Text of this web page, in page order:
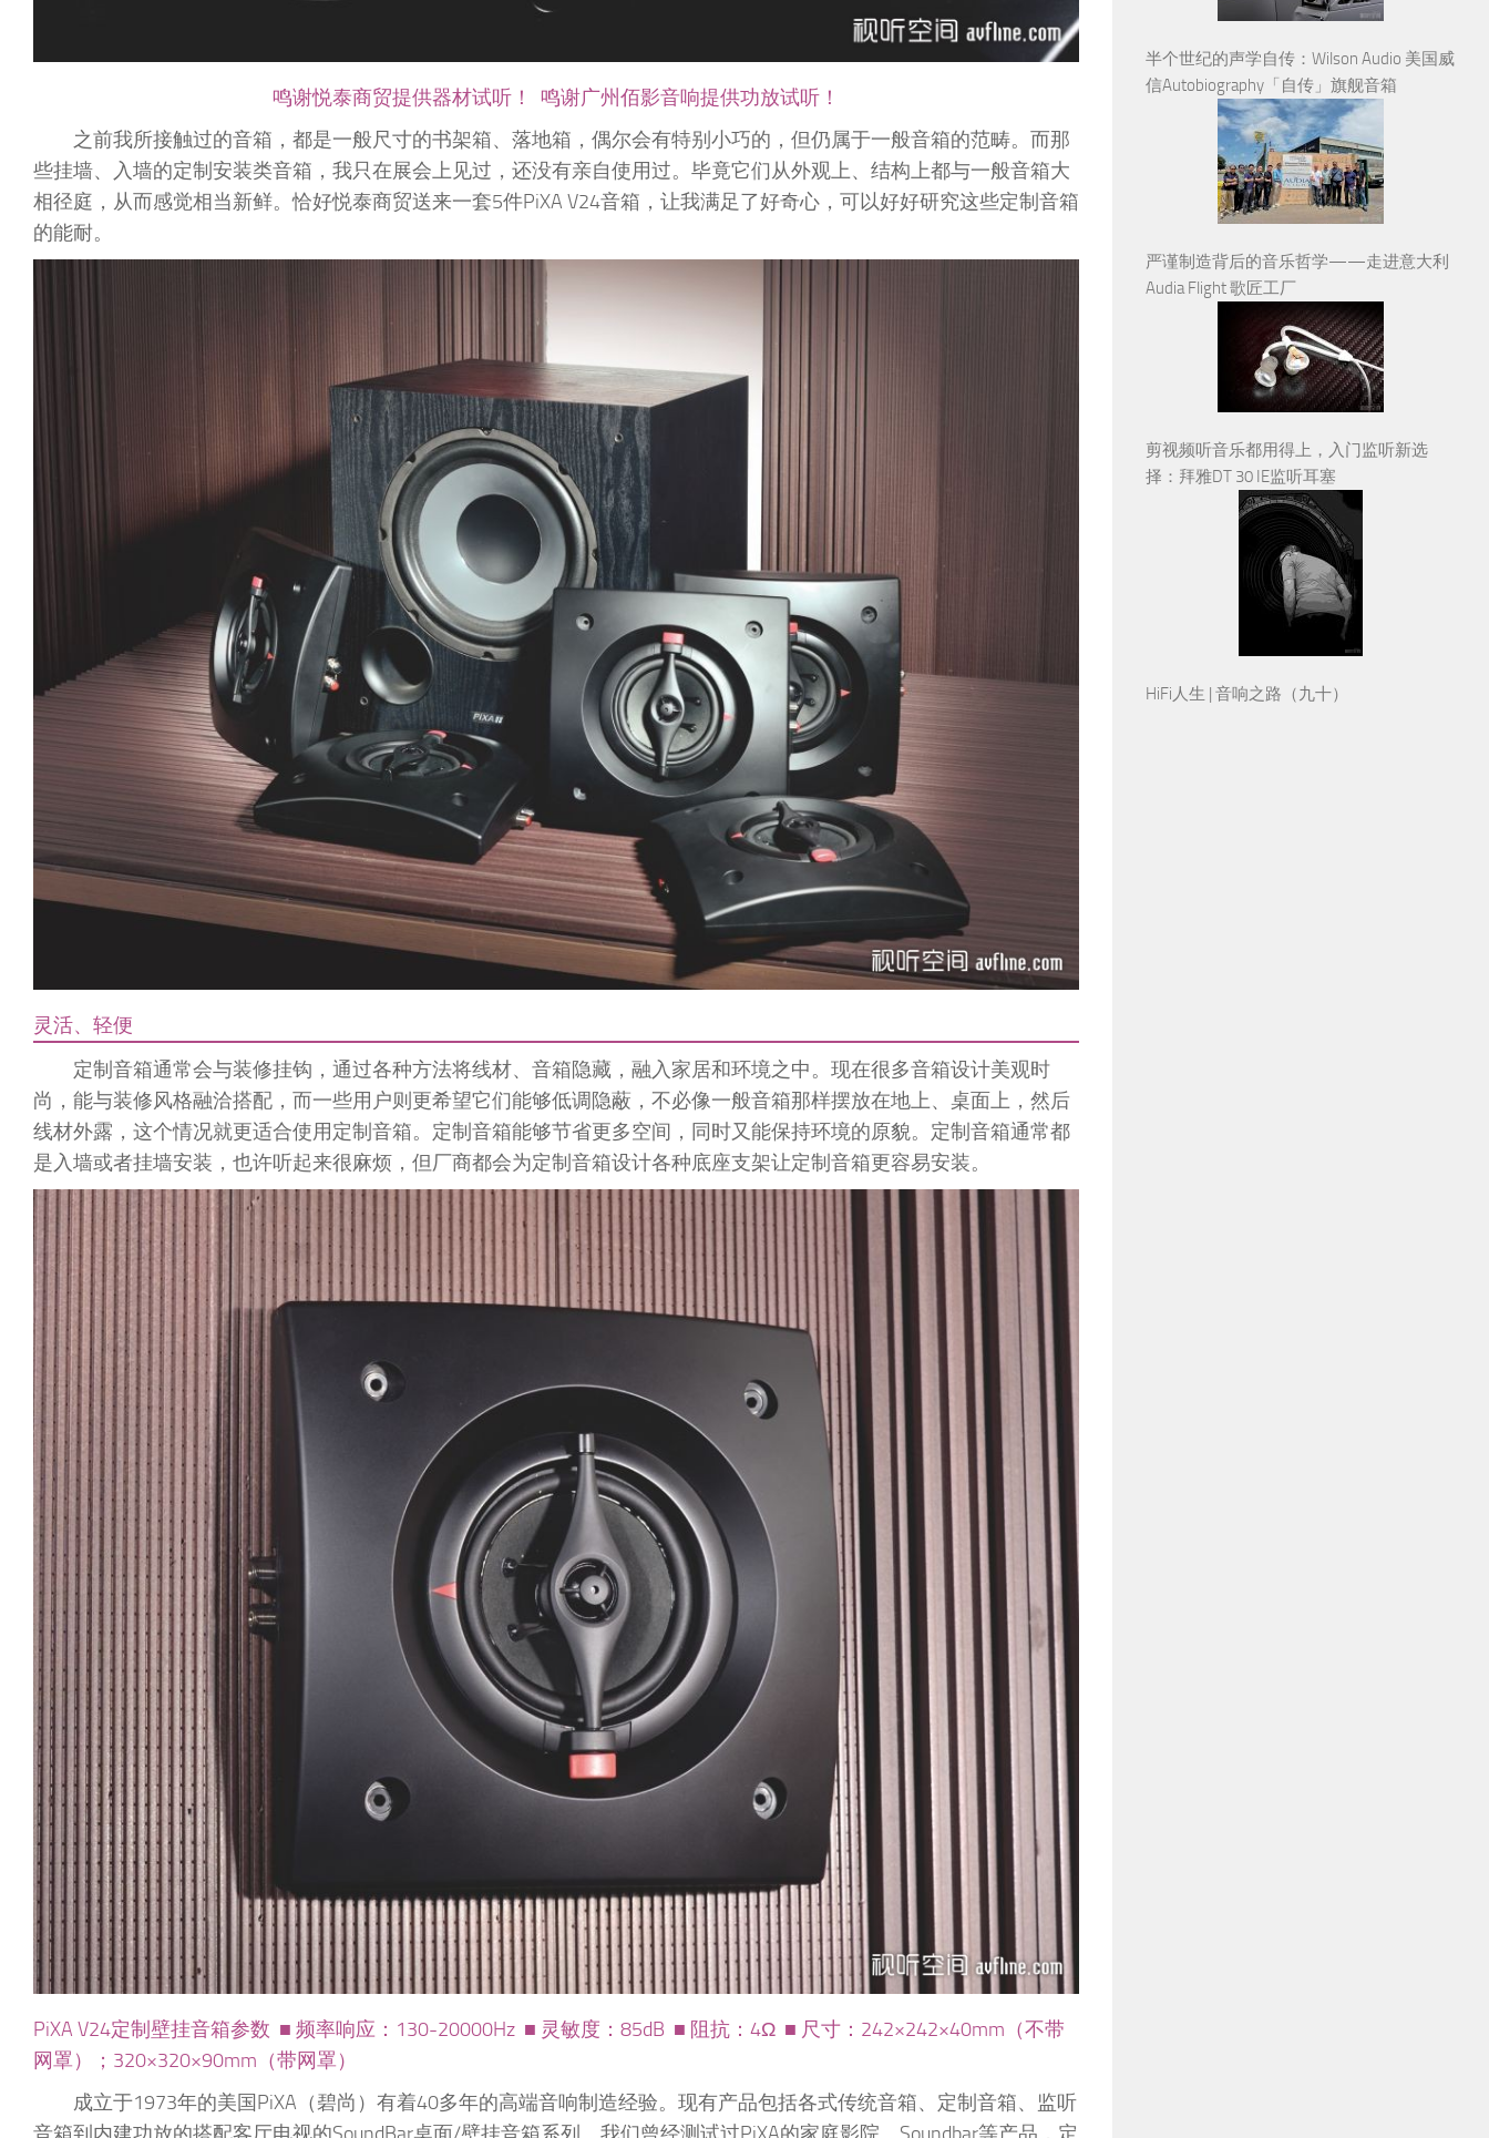
鸣谢悦泰商贸提供器材试听！ 鸣谢广州佰影音响提供功放试听！
之前我所接触过的音箱，都是一般尺寸的书架箱、落地箱，偶尔会有特别小巧的，但仍属于一般音箱的范畴。而那
些挂墙、入墙的定制安装类音箱，我只在展会上见过，还没有亲自使用过。毕竟它们从外观上、结构上都与一般音箱大
相径庭，从而感觉相当新鲜。恰好悦泰商贸送来一套5件PiXA V24音箱，让我满足了好奇心，可以好好研究这些定制音箱
的能耐。
灵活、轻便
定制音箱通常会与装修挂钩，通过各种方法将线材、音箱隐藏，融入家居和环境之中。现在很多音箱设计美观时
尚，能与装修风格融洽搭配，而一些用户则更希望它们能够低调隐蔽，不必像一般音箱那样摆放在地上、桌面上，然后
线材外露，这个情况就更适合使用定制音箱。定制音箱能够节省更多空间，同时又能保持环境的原貌。定制音箱通常都
是入墙或者挂墙安装，也许听起来很麻烦，但厂商都会为定制音箱设计各种底座支架让定制音箱更容易安装。
PiXA V24定制壁挂音箱参数 ■ 频率响应：130-20000Hz ■ 灵敏度：85dB ■ 阻抗：4Ω ■ 尺寸：242×242×40mm（不带
网罩）；320×320×90mm（带网罩）
成立于1973年的美国PiXA（碧尚）有着40多年的高端音响制造经验。现有产品包括各式传统音箱、定制音箱、监听
半个世纪的声学自传：Wilson Audio 美国威
信Autobiography「自传」旗舰音箱
严谨制造背后的音乐哲学——走进意大利
Audia Flight 歌匠工厂
剪视频听音乐都用得上，入门监听新选
择：拜雅DT 30 IE监听耳塞
HiFi人生 | 音响之路（九十）